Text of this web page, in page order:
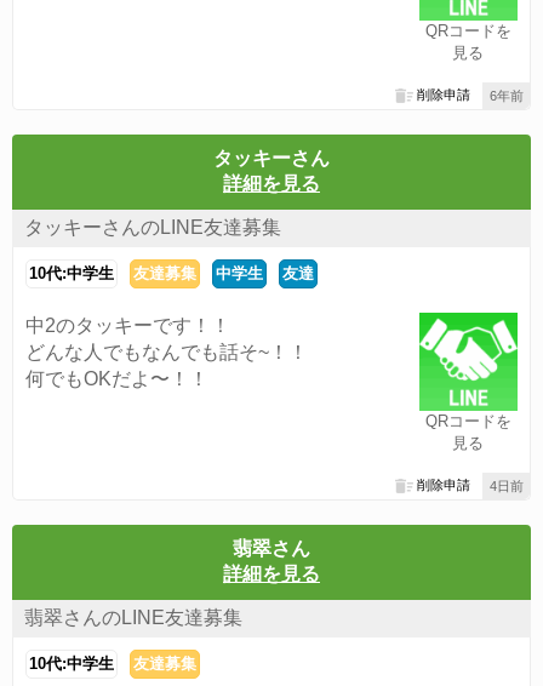
QRコードを
見る
6年前
削除申請
タッキーさん
詳細を見る
タッキーさんのLINE友達募集
10代:中学生 友達募集 中学生 友達
QRコードを
見る
中2のタッキーです！！
どんな人でもなんでも話そ~！！
何でもOKだよ〜！！
4日前
削除申請
翡翠さん
詳細を見る
翡翠さんのLINE友達募集
10代:中学生 友達募集